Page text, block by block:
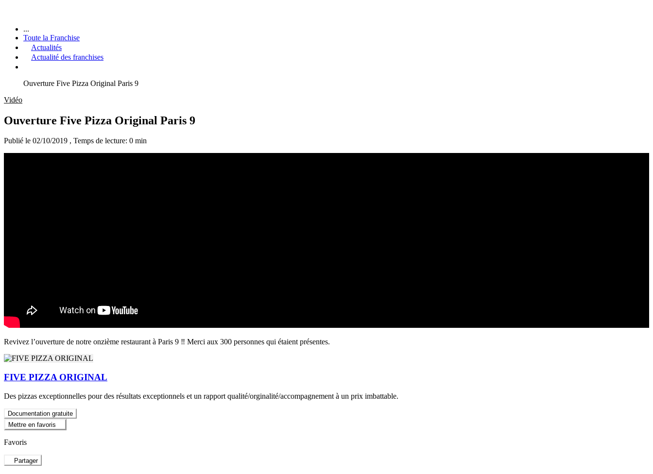
...
Toute la Franchise
Actualités
Actualité des franchises
Ouverture Five Pizza Original Paris 9
Vidéo
Ouverture Five Pizza Original Paris 9
Publié le 02/10/2019 , Temps de lecture: 0 min
Revivez l’ouverture de notre onzième restaurant à Paris 9 ‼️ Merci aux 300 personnes qui étaient présentes.
FIVE PIZZA ORIGINAL
Des pizzas exceptionnelles pour des résultats exceptionnels et un rapport qualité/orginalité/accompagnement à un prix imbattable.
Documentation gratuite
Mettre en favoris
Favoris
Partager